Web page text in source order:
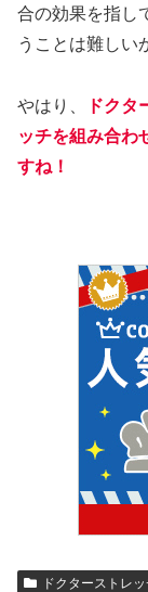
合の効果を指し
うことは難しい
やはり、
ドク
ッチを組み合わ
すね！
ドクターストレッ